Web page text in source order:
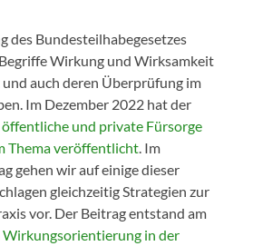
des Bundesteilhabegesetzes
Wirkung und Wirksamkeit
auch deren Überprüfung im
Im Dezember 2022 hat der
und private Fürsorge
Thema veröffentlicht. Im
gehen wir auf einige dieser
gleichzeitig Strategien zur
vor. Der Beitrag entstand am
in der